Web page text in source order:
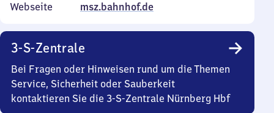
Webseite
msz.bahnhof.de
3-S-Zentrale
Bei Fragen oder Hinweisen rund um die Themen
Service, Sicherheit oder Sauberkeit
kontaktieren Sie die 3-S-Zentrale Nürnberg Hbf